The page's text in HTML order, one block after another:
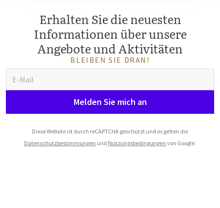
Erhalten Sie die neuesten
Informationen über unsere
Angebote und Aktivitäten
BLEIBEN SIE DRAN!
Melden Sie mich an
Diese Website ist durch reCAPTCHA geschützt und es gelten die
Datenschutzbestimmungen und Nutzungsbedingungen von Google.